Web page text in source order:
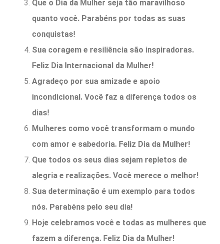
Que o Dia da Mulher seja tão maravilhoso
quanto você. Parabéns por todas as suas
conquistas!
Sua coragem e resiliência são inspiradoras.
Feliz Dia Internacional da Mulher!
Agradeço por sua amizade e apoio
incondicional. Você faz a diferença todos os
dias!
Mulheres como você transformam o mundo
com amor e sabedoria. Feliz Dia da Mulher!
Que todos os seus dias sejam repletos de
alegria e realizações. Você merece o melhor!
Sua determinação é um exemplo para todos
nós. Parabéns pelo seu dia!
Hoje celebramos você e todas as mulheres que
fazem a diferença. Feliz Dia da Mulher!